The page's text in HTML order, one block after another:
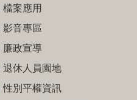
檔案應用
影音專區
廉政宣導
退休人員園地
性別平權資訊